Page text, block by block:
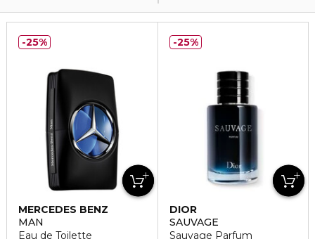
MERCEDES BENZ
MAN
Eau de Toilette
25%
DIOR
SAUVAGE
Sauvage Parfum
25%